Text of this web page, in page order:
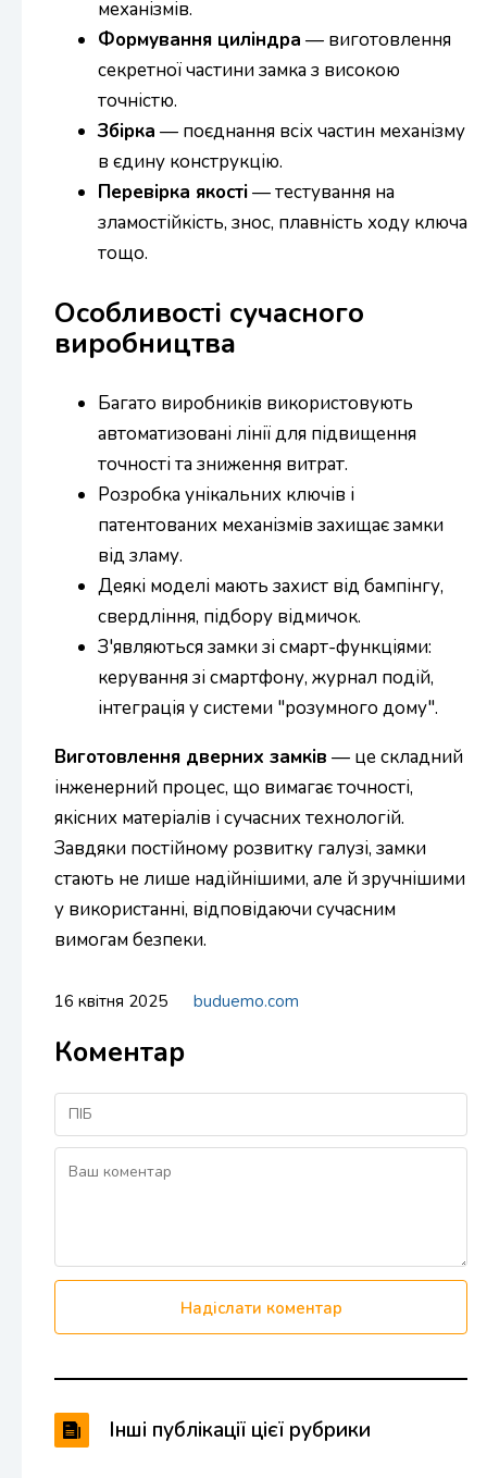
механізмів.
Формування циліндра — виготовлення
секретної частини замка з високою
точністю.
Збірка — поєднання всіх частин механізму
в єдину конструкцію.
Перевірка якості— тестування на
зламостійкість, знос, плавність ходу ключа
тощо.
Особливості сучасного
виробництва
Багато виробників використовують
автоматизовані лінії для підвищення
точності та зниження витрат.
Розробка унікальних ключів і
патентованих механізмів захищає замки
від зламу.
Деякі моделі мають захист від бампінгу,
свердління, підбору відмичок.
З'являються замки зі смарт-функціями:
керування зі смартфону, журнал подій,
інтеграція у системи "розумного дому".
Виготовлення дверних замків — це складний
інженерний процес, що вимагає точності,
якісних матеріалів і сучасних технологій.
Завдяки постійному розвитку галузі, замки
стають не лише надійнішими, але й зручнішими
у використанні, відповідаючи сучасним
вимогам безпеки.
16 квітня 2025 buduemo.com
Коментар
Надіслати коментар
Інші публікації цієї рубрики